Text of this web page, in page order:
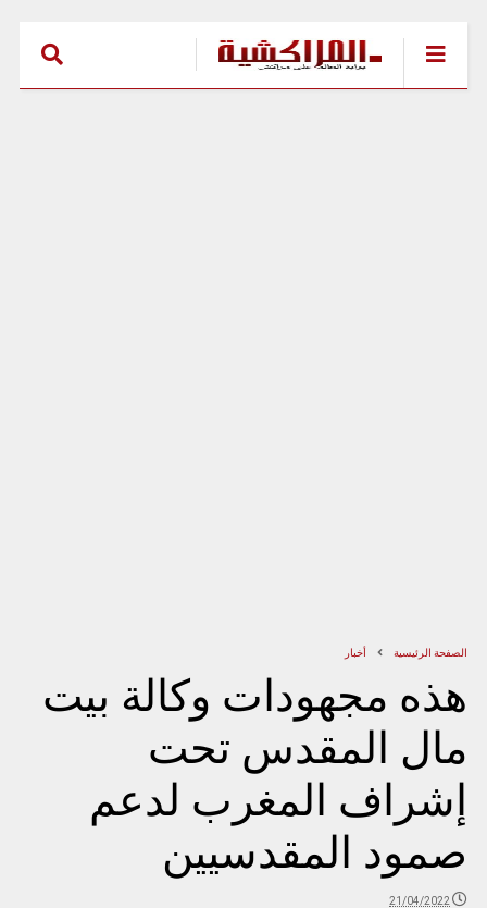
الصفحة الرئيسية أخبار
هذه مجهودات وكالة بيت
مال المقدس تحت
إشراف المغرب لدعم
صمود المقدسيين
21/04/2022